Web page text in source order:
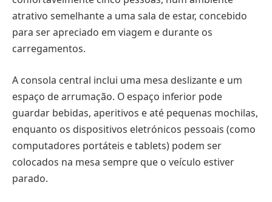
atrativo semelhante a uma sala de estar, concebido
para ser apreciado em viagem e durante os
carregamentos.
A consola central inclui uma mesa deslizante e um
espaço de arrumação. O espaço inferior pode
guardar bebidas, aperitivos e até pequenas mochilas,
enquanto os dispositivos eletrónicos pessoais (como
computadores portáteis e tablets) podem ser
colocados na mesa sempre que o veículo estiver
parado.